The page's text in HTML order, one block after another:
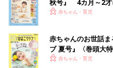
秋号』 4カ月～2才
いっぱい！
赤ちゃん・育児
赤ちゃんのお世話
ブ 夏号』〈巻頭大
く！ おっぱい・ミ
赤ちゃん・育児